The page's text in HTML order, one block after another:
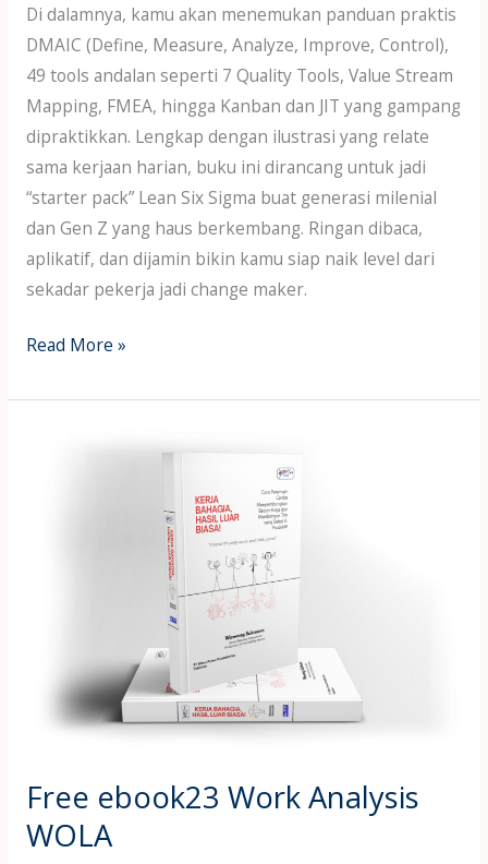
Di dalamnya, kamu akan menemukan panduan praktis
DMAIC (Define, Measure, Analyze, Improve, Control),
49 tools andalan seperti 7 Quality Tools, Value Stream
Mapping, FMEA, hingga Kanban dan JIT yang gampang
dipraktikkan. Lengkap dengan ilustrasi yang relate
sama kerjaan harian, buku ini dirancang untuk jadi
“starter pack” Lean Six Sigma buat generasi milenial
dan Gen Z yang haus berkembang. Ringan dibaca,
aplikatif, dan dijamin bikin kamu siap naik level dari
sekadar pekerja jadi change maker.
Read More »
Free ebook23 Work Analysis
WOLA